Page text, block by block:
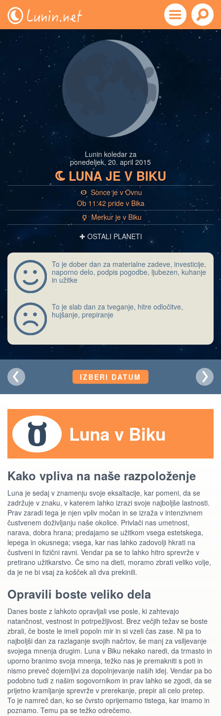
Lunin koledar za
ponedeljek, 20. april 2015
bLUNA JE V BIKU
a Sonce je v Ovnu
Ob 11:42 pride v Bika
c Merkur je v Biku
✚ OSTALI PLANETI
To je dober dan za materialne zadeve, investicije,
naporno delo, podpis pogodbe, ljubezen, kuhanje
in užitke
To je slab dan za tveganje, hitre odločitve,
hujšanje, prepiranje
IZBERI DATUM
Luna v Biku
Kako vpliva na naše razpoloženje
Luna je sedaj v znamenju svoje eksaltacije, kar pomeni, da se
zadržuje v znaku, v katerem lahko izrazi svoje najboljše lastnosti.
Prav zaradi tega je njen vpliv močan in se izraža v intenzivnem
čustvenem doživljanju naše okolice. Privlači nas umetnost,
narava, dobra hrana; predajamo se užitkom vsega estetskega,
lepega in okusnega; vsega, kar nas lahko zadovolji hkrati na
čustveni in fizični ravni. Vendar pa se to lahko hitro sprevrže v
pretirano užitkarstvo. Če smo na dieti, moramo zbrati veliko volje,
da je ne bi vsaj za košček ali dva prekinili.
Opravili boste veliko dela
Danes boste z lahkoto opravljali vse posle, ki zahtevajo
natančnost, vestnost in potrpežljivost. Brez večjih težav se boste
zbrali, če boste le imeli popoln mir in si vzeli čas zase. Ni pa to
najboljši dan za razlaganje svojih načrtov, še manj za vsiljevanje
svojega mnenja drugim. Luna v Biku nekako naredi, da trmasto in
uporno branimo svoja mnenja, težko nas je premakniti s poti in
nismo preveč dojemljivi za dopolnjevanje naših idej. Vendar pa bo
podobno tudi z našim sogovornikom in prav lahko se zgodi, da se
prijetno kramljanje sprevrže v prerekanje, prepir ali celo pretep.
To je namreč dan, ko se čvrsto oprijemamo tistega, kar imamo in
poznamo. Temu pa se težko odrečemo.